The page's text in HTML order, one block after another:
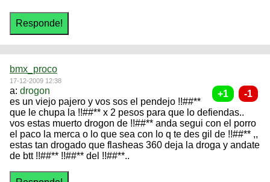
bmx_proco
17-12-2009 12:38
a: drogon
es un viejo pajero y vos sos el pendejo !!##**
que le chupa la !!##** x 2 pesos para que lo defiendas..
vos estas muerto drogon de !!##** anda segui con el porro
el paco la merca o lo que sea con lo q te des gil de !!##** ,,
estas tan drogado que flasheas 360 deja la droga y andate
de btt !!##** !!##** del !!##**..